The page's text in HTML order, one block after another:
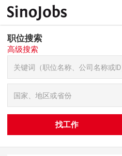
职位搜索
高级搜索
找工作